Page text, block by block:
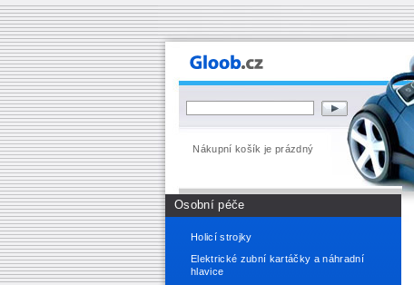
Nákupní košík je prázdný
Osobní péče
Holicí strojky
Elektrické zubní kartáčky a náhradní
hlavice